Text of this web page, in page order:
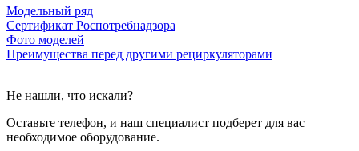
Модельный ряд
Сертификат Роспотребнадзора
Фото моделей
Преимущества перед другими рециркуляторами
Не нашли, что искали?
Оставьте телефон, и наш специалист подберет для вас
необходимое оборудование.